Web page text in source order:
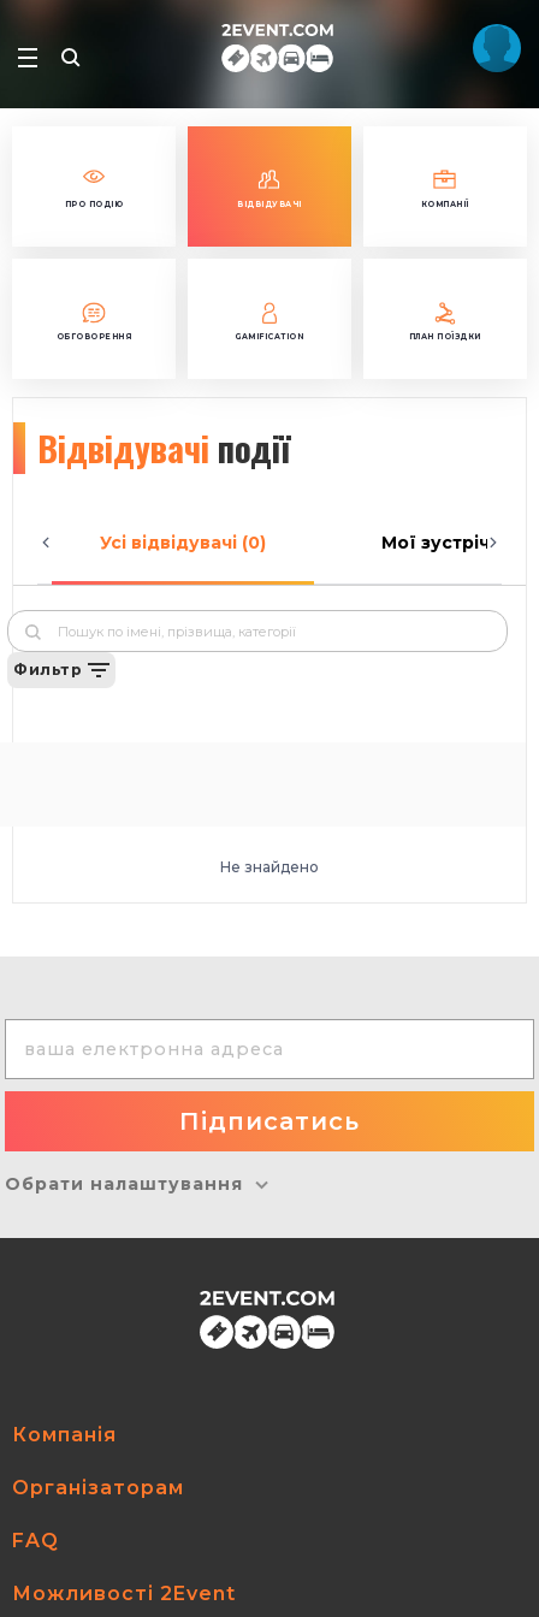
ПРО ПОДІЮ ВІДВІДУВАЧІ КОМПАНІЇ
ОБГОВОРЕННЯ GAMIFICATION ПЛАН ПОЇЗДКИ
Відвідувачі події
Усі відвідувачі (0) Мої зустрічі (0)
Фильтр
Не знайдено
Обрати налаштування
Компанія
Організаторам
FAQ
Можливості 2Event